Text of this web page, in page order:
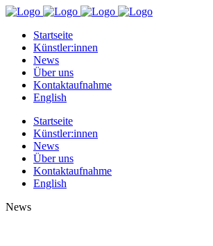
Startseite
Künstler:innen
News
Über uns
Kontaktaufnahme
English
Startseite
Künstler:innen
News
Über uns
Kontaktaufnahme
English
News